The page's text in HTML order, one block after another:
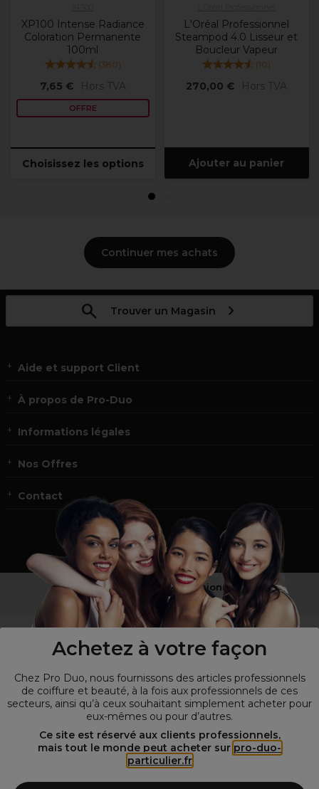
Achetez à votre façon
Chez Pro Duo, nous fournissons des articles professionnels
de coiffure et beauté, à la fois aux professionnels de ces
secteurs, ainsi qu’à ceux souhaitant simplement acheter pour
eux-mêmes ou pour d’autres.
Ce site est réservé aux clients professionnels,
mais tout le monde peut acheter sur pro-duo-
particulier.fr
XP100 Intense Radiance
Coloration Permanente
100ml
(380)
7,65 € Hors TVA
OFFRE
Choisissez les options
L'Oréal Professionnel
Steampod 4.0 Lisseur et
Boucleur Vapeur
(10)
270,00 € Hors TVA
Ajouter au panier
1
Continuer mes achats
Trouver un Magasin
Aide et support Client
À propos de Pro-Duo
Informations légales
Nos Offres
Contact
Vous n’êtes pas un professionnel ?
Visitez notre site pourles particuliers !
© Tous droits réservés © Pro-Duo
Spécialiste de la coiffure et de la beauté, nous vous proposons une